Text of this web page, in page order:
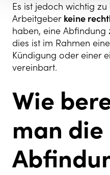
Es ist jedoch wichtig
Arbeitgeber keine
haben, eine Abfindung
dies ist im Rahmen
Kündigung oder einer
vereinbart.
Wie
man die